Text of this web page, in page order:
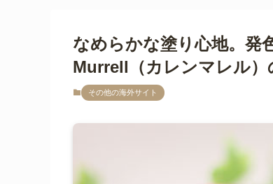
なめらかな塗り心地。発
Murrell（カレンマレル）
その他の海外サイト